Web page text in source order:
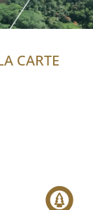
CARTE